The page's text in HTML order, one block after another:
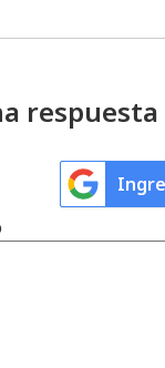
respuesta